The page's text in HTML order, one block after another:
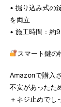
• 掘り込み式の
を両立
• 施工時間：約
スマート鍵の
Amazonで購入
不安があったた
＋ネジ止めでし